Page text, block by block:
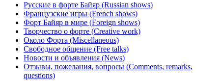
Русские в форте Байяр (Russian shows)
Французские игры (French shows)
Форт Байяр в мире (Foreign shows)
Творчество о форте (Creative work)
Около Форта (Miscellaneous)
Свободное общение (Free talks)
Новости и объявления (News)
Отзывы, пожелания, вопросы (Comments, remarks,
questions)